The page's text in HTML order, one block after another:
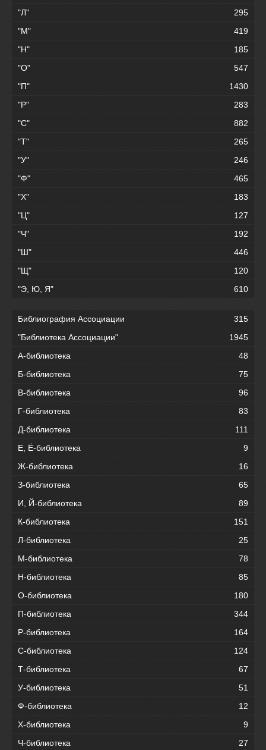
"Л"
295
"М"
419
"Н"
185
"О"
547
"П"
1430
"Р"
283
"С"
882
"Т"
265
"У"
246
"Ф"
465
"Х"
183
"Ц"
127
"Ч"
192
"Ш"
446
"Щ"
120
"Э, Ю, Я"
610
Библиография Ассоциации
315
"Библиотека Ассоциации"
1945
А-библиотека
48
Б-библиотека
75
В-библиотека
96
Г-библиотека
83
Д-библиотека
111
Е, Ё-библиотека
9
Ж-библиотека
16
З-библиотека
65
И, Й-библиотека
89
К-библиотека
151
Л-библиотека
25
М-библиотека
78
Н-библиотека
85
О-библиотека
180
П-библиотека
344
Р-библиотека
164
С-библиотека
124
Т-библиотека
67
У-библиотека
51
Ф-библиотека
12
Х-библиотека
9
Ч-библиотека
27